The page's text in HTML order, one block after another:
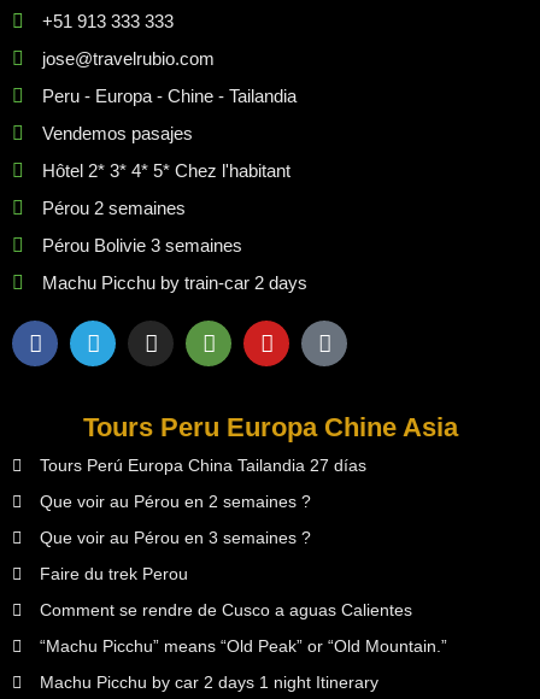
+51 913 333 333
jose@travelrubio.com
Peru - Europa - Chine - Tailandia
Vendemos pasajes
Hôtel 2* 3* 4* 5* Chez l'habitant
Pérou 2 semaines
Pérou Bolivie 3 semaines
Machu Picchu by train-car 2 days
Tours Peru Europa Chine Asia
Tours Perú Europa China Tailandia 27 días
Que voir au Pérou en 2 semaines ?
Que voir au Pérou en 3 semaines ?
Faire du trek Perou
Comment se rendre de Cusco a aguas Calientes
“Machu Picchu” means “Old Peak” or “Old Mountain.”
Machu Picchu by car 2 days 1 night Itinerary